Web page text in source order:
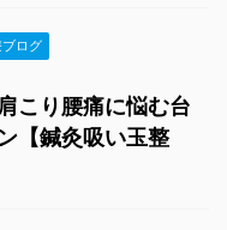
ログ
こり腰痛に悩む台
【鍼灸吸い玉整